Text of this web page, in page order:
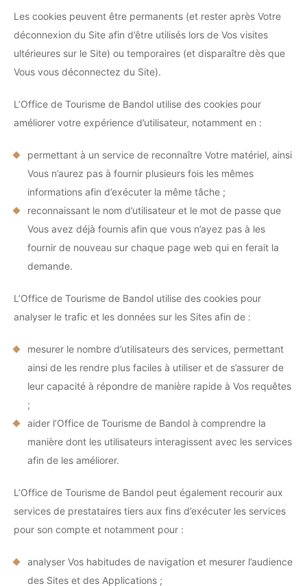
Les cookies peuvent être permanents (et rester après Votre
déconnexion du Site afin d’être utilisés lors de Vos visites
ultérieures sur le Site) ou temporaires (et disparaître dès que
Vous vous déconnectez du Site).
L’Office de Tourisme de Bandol utilise des cookies pour
améliorer votre expérience d’utilisateur, notamment en :
permettant à un service de reconnaître Votre matériel, ainsi
Vous n’aurez pas à fournir plusieurs fois les mêmes
informations afin d’exécuter la même tâche ;
reconnaissant le nom d’utilisateur et le mot de passe que
Vous avez déjà fournis afin que vous n’ayez pas à les
fournir de nouveau sur chaque page web qui en ferait la
demande.
L’Office de Tourisme de Bandol utilise des cookies pour
analyser le trafic et les données sur les Sites afin de :
mesurer le nombre d’utilisateurs des services, permettant
ainsi de les rendre plus faciles à utiliser et de s’assurer de
leur capacité à répondre de manière rapide à Vos requêtes
;
aider l’Office de Tourisme de Bandol à comprendre la
manière dont les utilisateurs interagissent avec les services
afin de les améliorer.
L’Office de Tourisme de Bandol peut également recourir aux
services de prestataires tiers aux fins d’exécuter les services
pour son compte et notamment pour :
analyser Vos habitudes de navigation et mesurer l’audience
des Sites et des Applications ;